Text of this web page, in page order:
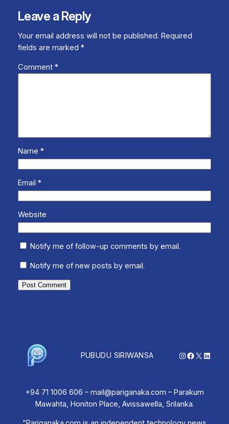
Leave a Reply
Your email address will not be published. Required
fields are marked *
Comment *
Name *
Email *
Website
Notify me of follow-up comments by email.
Notify me of new posts by email.
PUBUDU SIRIWANSA Instagram
Facebook
X
+94 71 1006 606 – mail@pariganaka.com – Parakum
Mawahta, Honiton Place, Avissawella, Srilanka.